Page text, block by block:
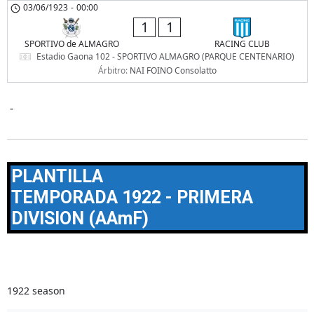
03/06/1923 - 00:00
SPORTIVO de ALMAGRO
1 1
RACING CLUB
Estadio Gaona 102 - SPORTIVO ALMAGRO (PARQUE CENTENARIO)
Árbitro: NAI FOINO Consolatto
-
PLANTILLA
TEMPORADA 1922 - PRIMERA
DIVISION (AAmF)
1922 season